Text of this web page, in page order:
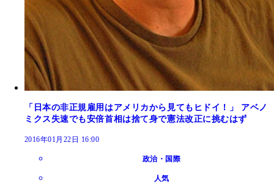
「日本の非正規雇用はアメリカから見てもヒドイ！」 アベノ
ミクス失速でも安倍首相は捨て身で憲法改正に挑むはず
2016年01月22日 16:00
政治・国際
人気